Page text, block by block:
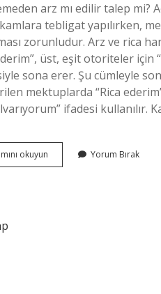
arz mı edilir talep
tebligat yapılırken,
zorunludur. Arz ve rica
üst, eşit otoriteler için
sona erer. Şu cümleyle
mektuplarda “Rica
ifadesi kullanılır.
okuyun Mahkemeye
Arz
Yorum Bırak